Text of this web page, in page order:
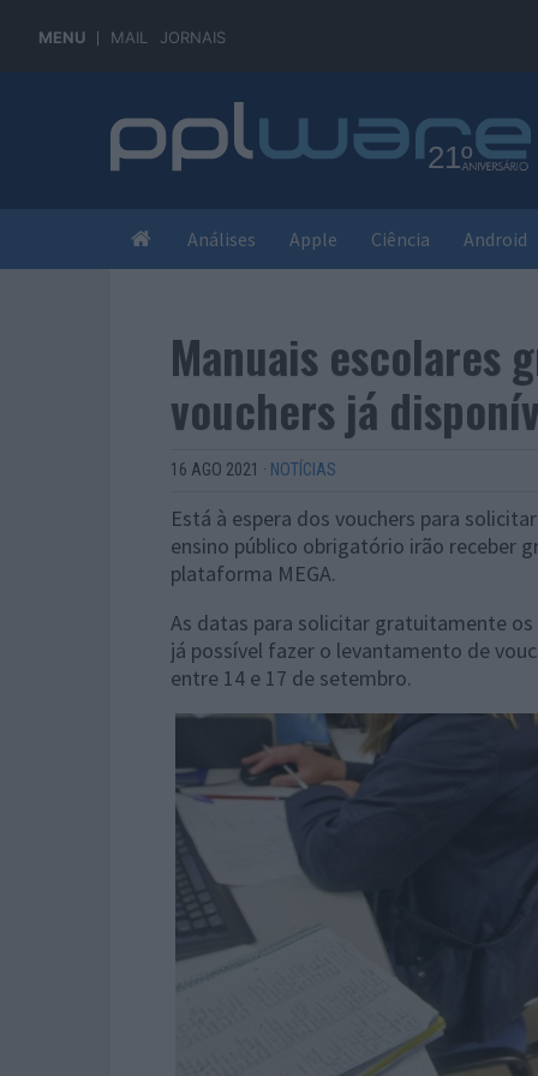
MENU MAIL JORNAIS
Análises Apple Ciência Android
Manuais escolares
vouchers já
16 AGO 2021 · NOTÍCIAS
Está à espera dos vouchers para
ensino público obrigatório irão receber
plataforma MEGA.
As datas para solicitar gratuitamente
já possível fazer o levantamento de
entre 14 e 17 de setembro.